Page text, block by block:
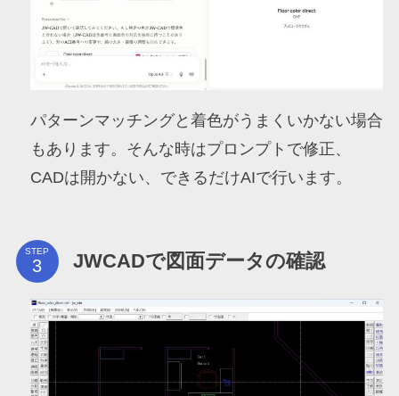
パターンマッチングと着色がうまくいかない場合
もあります。そんな時はプロンプトで修正、
CADは開かない、できるだけAIで行います。
STEP JWCADで図面データの確認